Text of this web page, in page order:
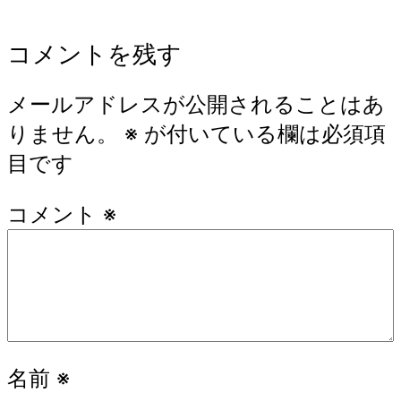
コメントを残す
メールアドレスが公開されることはあ
りません。
※ が付いている欄は必須項
目です
コメント ※
名前 ※